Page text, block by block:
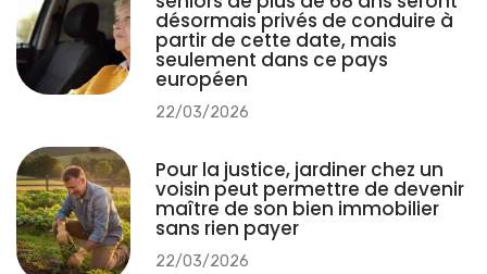
désormais privés de conduire à
partir de cette date, mais
seulement dans ce pays
européen
22/03/2026
Pour la justice, jardiner chez un
voisin peut permettre de devenir
maître de son bien immobilier
sans rien payer
22/03/2026